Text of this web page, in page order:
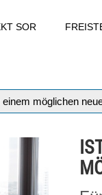
SOR
möglichen